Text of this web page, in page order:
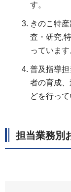
す。
きのこ特
査・研究,
っています
普及指導
者の育成
どを行って
担当業務別